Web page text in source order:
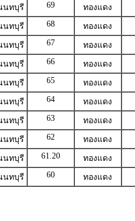
นทบุรี 69 ทองแดง
นทบุรี 68 ทองแดง
นทบุรี 67 ทองแดง
นทบุรี 66 ทองแดง
นทบุรี 65 ทองแดง
นทบุรี 64 ทองแดง
นทบุรี 63 ทองแดง
นทบุรี 62 ทองแดง
นทบุรี 61.20 ทองแดง
นทบุรี 60 ทองแดง